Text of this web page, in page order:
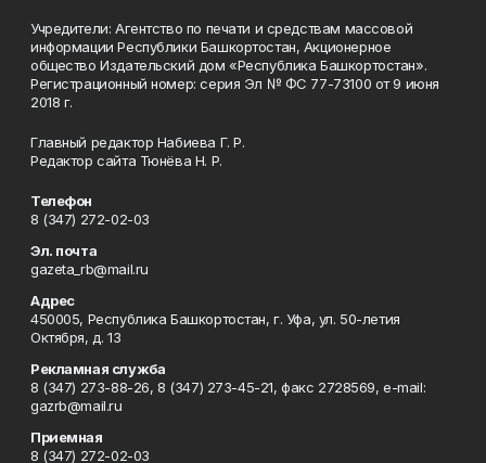
Учредители: Агентство по печати и средствам массовой
информации Республики Башкортостан, Акционерное
общество Издательский дом «Республика Башкортостан».
Регистрационный номер: серия Эл № ФС 77-73100 от 9 июня
2018 г.
Главный редактор Набиева Г. Р.
Редактор сайта Тюнёва Н. Р.
Телефон
8 (347) 272-02-03
Эл. почта
gazeta_rb@mail.ru
Адрес
450005, Республика Башкортостан, г. Уфа, ул. 50-летия
Октября, д. 13
Рекламная служба
8 (347) 273-88-26, 8 (347) 273-45-21, факс 2728569, e-mail:
gazrb@mail.ru
Приемная
8 (347) 272-02-03